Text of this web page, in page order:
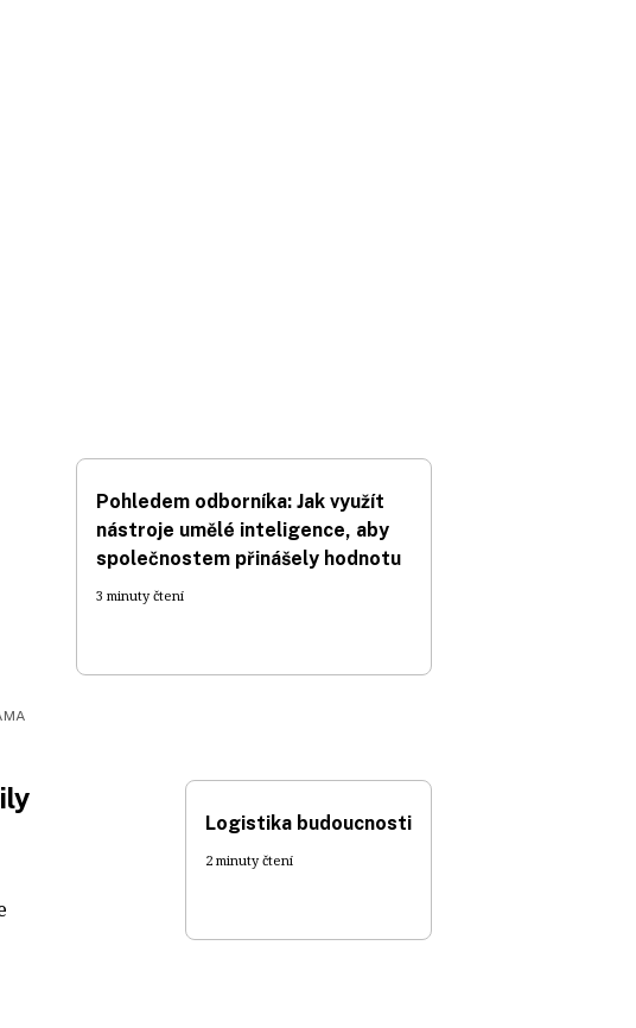
Pohledem odborníka: Jak využít
nástroje umělé inteligence, aby
společnostem přinášely hodnotu
3 minuty čtení
Logistika budoucnosti
2 minuty čtení